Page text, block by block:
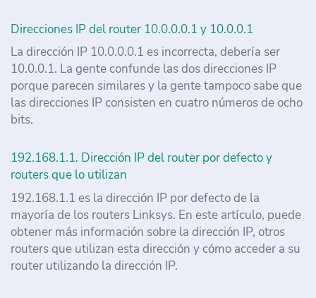
Direcciones IP del router 10.0.0.0.1 y 10.0.0.1
La dirección IP 10.0.0.0.1 es incorrecta, debería ser
10.0.0.1. La gente confunde las dos direcciones IP
porque parecen similares y la gente tampoco sabe que
las direcciones IP consisten en cuatro números de ocho
bits.
192.168.1.1. Dirección IP del router por defecto y
routers que lo utilizan
192.168.1.1 es la dirección IP por defecto de la
mayoría de los routers Linksys. En este artículo, puede
obtener más información sobre la dirección IP, otros
routers que utilizan esta dirección y cómo acceder a su
router utilizando la dirección IP.